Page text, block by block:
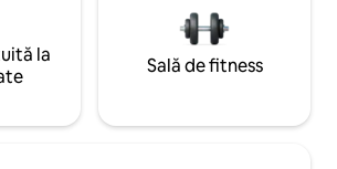
la
Sală de fitness